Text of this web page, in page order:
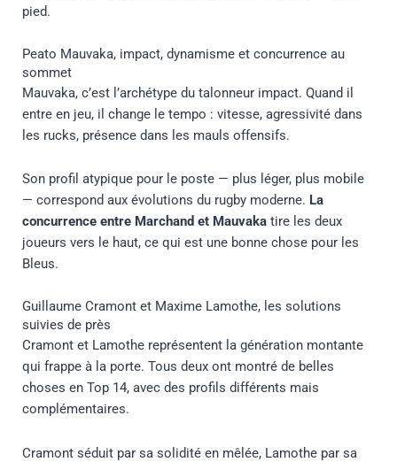
pied.
Peato Mauvaka, impact, dynamisme et concurrence au
sommet
Mauvaka, c’est l’archétype du talonneur impact. Quand il
entre en jeu, il change le tempo : vitesse, agressivité dans
les rucks, présence dans les mauls offensifs.
Son profil atypique pour le poste — plus léger, plus mobile
— correspond aux évolutions du rugby moderne. La
concurrence entre Marchand et Mauvakatire les deux
joueurs vers le haut, ce qui est une bonne chose pour les
Bleus.
Guillaume Cramont et Maxime Lamothe, les solutions
suivies de près
Cramont et Lamothe représentent la génération montante
qui frappe à la porte. Tous deux ont montré de belles
choses en Top 14, avec des profils différents mais
complémentaires.
Cramont séduit par sa solidité en mêlée, Lamothe par sa